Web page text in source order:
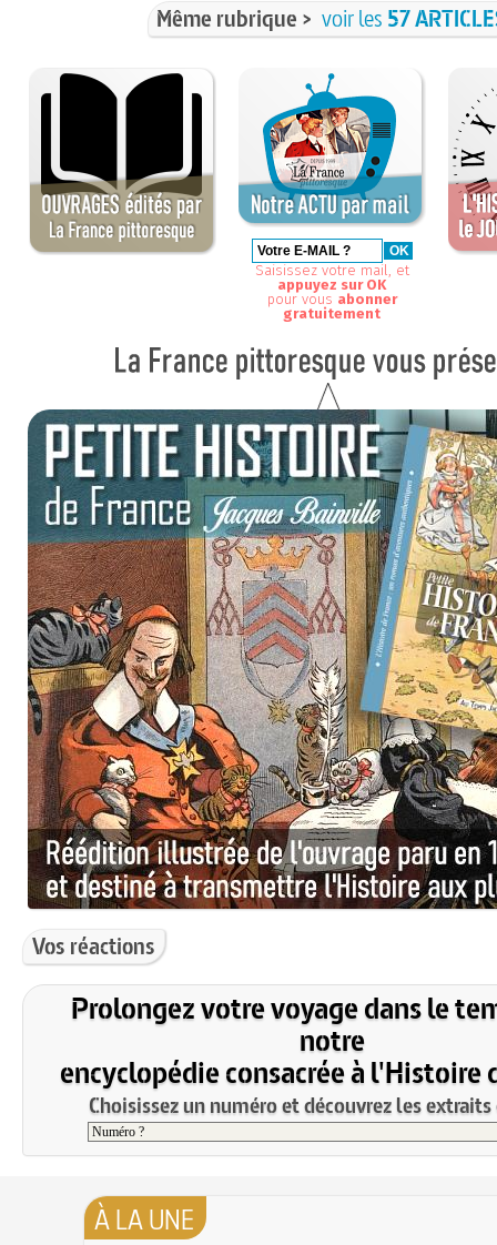
Même rubrique > voir les 57
Saisissez votre mail, et
appuyez sur OK
pour vous abonner
gratuitement
Vos réactions
Prolongez votre voyage dans le
notre
encyclopédie consacrée à l'Histoire
Choisissez un numéro et découvrez les
À LA UNE